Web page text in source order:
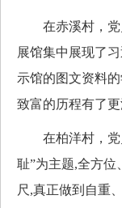
在赤溪村，党
展馆集中展现了
示馆的图文资料
致富的历程有了
在柏洋村，党员
耻”为主题,全方
尺,真正做到自重